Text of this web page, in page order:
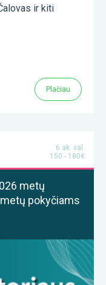
ir kiti
Plačiau
6 ak. val.
150 - 180€
metų
pokyčiams